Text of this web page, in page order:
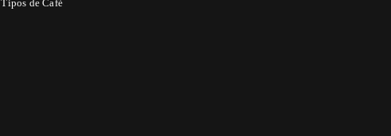
Tipos de Café